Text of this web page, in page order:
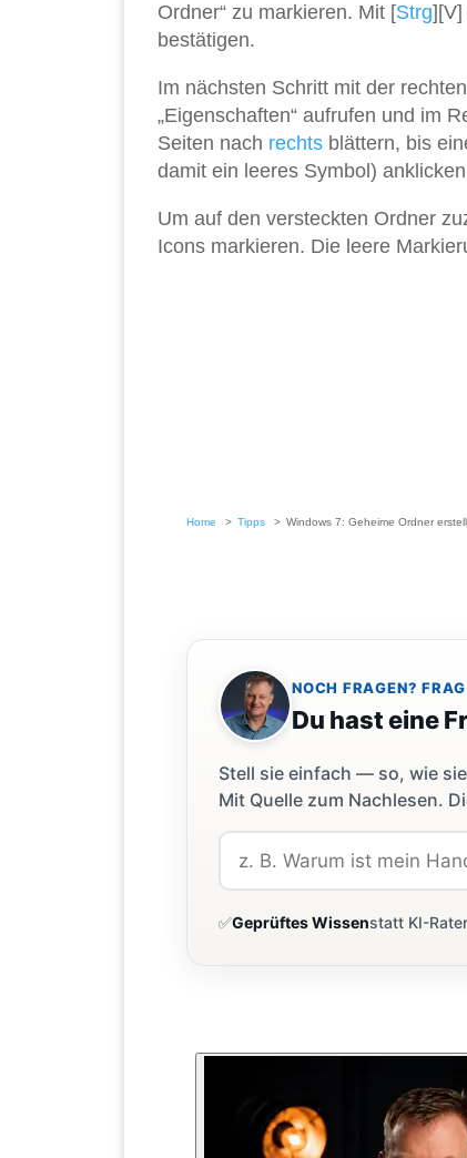
Ordner“ zu markieren. Mit [Strg][V]
bestätigen.
Im nächsten Schritt mit der
„Eigenschaften“ aufrufen und im
Seiten nach rechts blättern, bis
damit ein leeres Symbol)
Um auf den versteckten Ordner
Icons markieren. Die leere
Home Tipps Windows 7: Geheime Ordner
NOCH FRAGEN?
Du hast eine
Stell sie einfach — so, wie
Mit Quelle zum Nachlesen.
✅Geprüftes Wissenstatt KI-